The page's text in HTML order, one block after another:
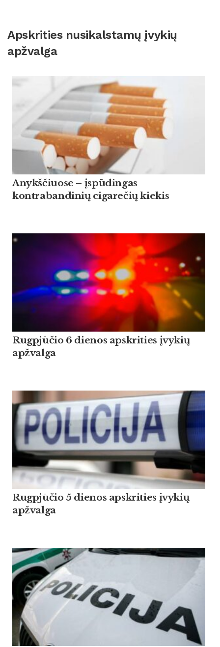
Apskrities nusikalstamų įvykių
apžvalga
Anykščiuose – įspūdingas
kontrabandinių cigarečių kiekis
Rugpjūčio 6 dienos apskrities įvykių
apžvalga
Rugpjūčio 5 dienos apskrities įvykių
apžvalga